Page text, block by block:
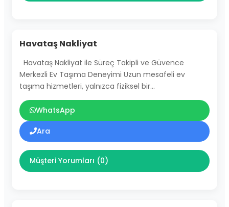
Havataş Nakliyat
Havataş Nakliyat ile Süreç Takipli ve Güvence
Merkezli Ev Taşıma Deneyimi Uzun mesafeli ev
taşıma hizmetleri, yalnızca fiziksel bir…
WhatsApp
Ara
Müşteri Yorumları (0)